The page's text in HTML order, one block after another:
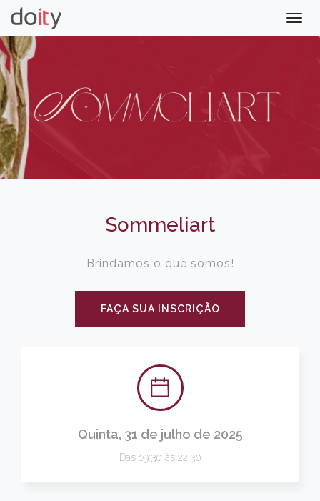
Sommeliart
Brindamos o que somos!
FAÇA SUA INSCRIÇÃO
Quinta, 31 de julho de 2025
Das 19:30 às 22:30